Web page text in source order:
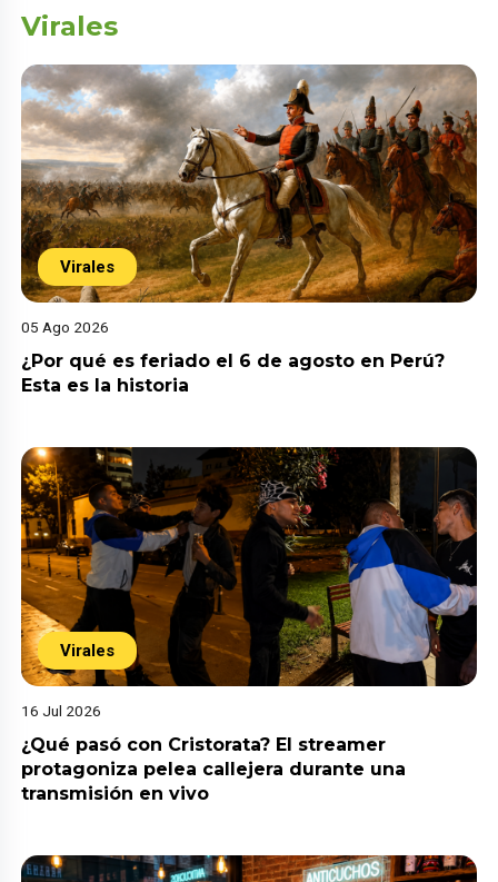
Virales
Virales
05 Ago 2026
¿Por qué es feriado el 6 de agosto en Perú?
Esta es la historia
Virales
16 Jul 2026
¿Qué pasó con Cristorata? El streamer
protagoniza pelea callejera durante una
transmisión en vivo